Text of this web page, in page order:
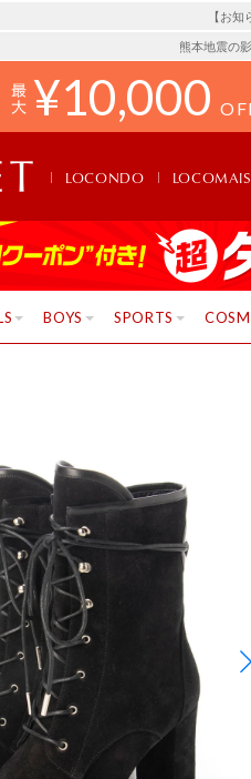
【お
熊本地震の
¥10,000
LOCONDO
BOYS SPORTS